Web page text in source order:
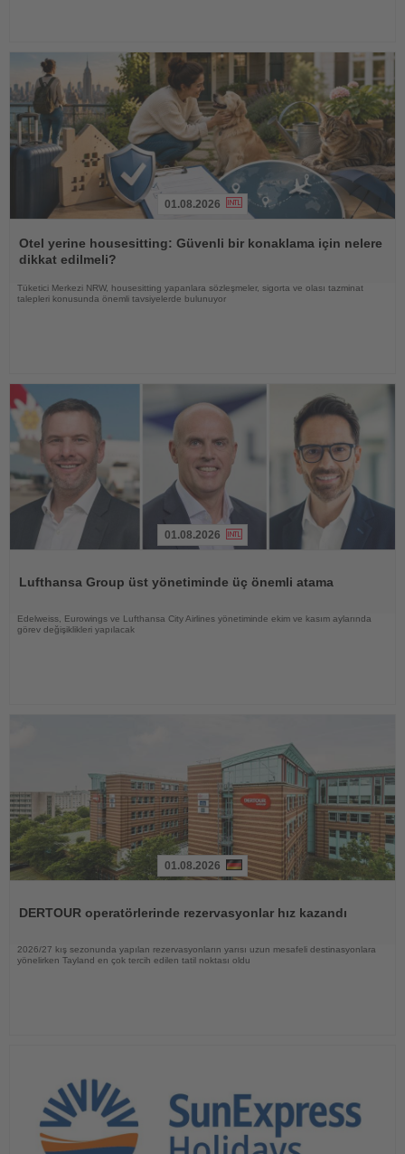
Oku
01.08.2026
Otel yerine housesitting: Güvenli bir konaklama için nelere
dikkat edilmeli?
Tüketici Merkezi NRW, housesitting yapanlara sözleşmeler, sigorta ve olası tazminat
talepleri konusunda önemli tavsiyelerde bulunuyor
01.08.2026
Lufthansa Group üst yönetiminde üç önemli atama
Edelweiss, Eurowings ve Lufthansa City Airlines yönetiminde ekim ve kasım aylarında
görev değişiklikleri yapılacak
01.08.2026
DERTOUR operatörlerinde rezervasyonlar hız kazandı
2026/27 kış sezonunda yapılan rezervasyonların yarısı uzun mesafeli destinasyonlara
yönelirken Tayland en çok tercih edilen tatil noktası oldu